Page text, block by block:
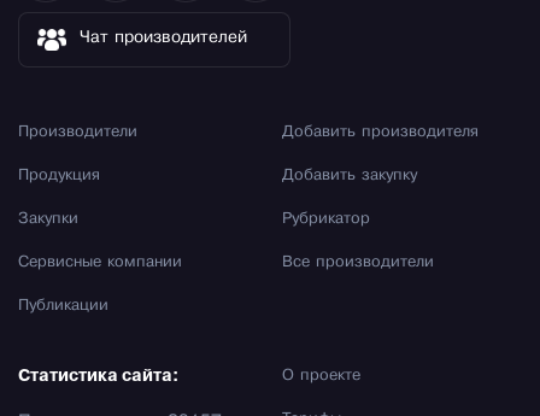
Чат производителей
Производители
Продукция
Закупки
Сервисные компании
Публикации
Добавить производителя
Добавить закупку
Рубрикатор
Все производители
О проекте
Статистика сайта: